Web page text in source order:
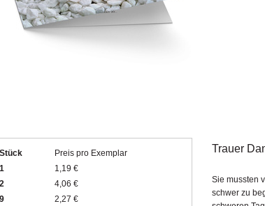
Stück
Preis pro Exemplar
1
1,19 €
2
4,06 €
9
2,27 €
Trauer
Sie mussten
schwer zu